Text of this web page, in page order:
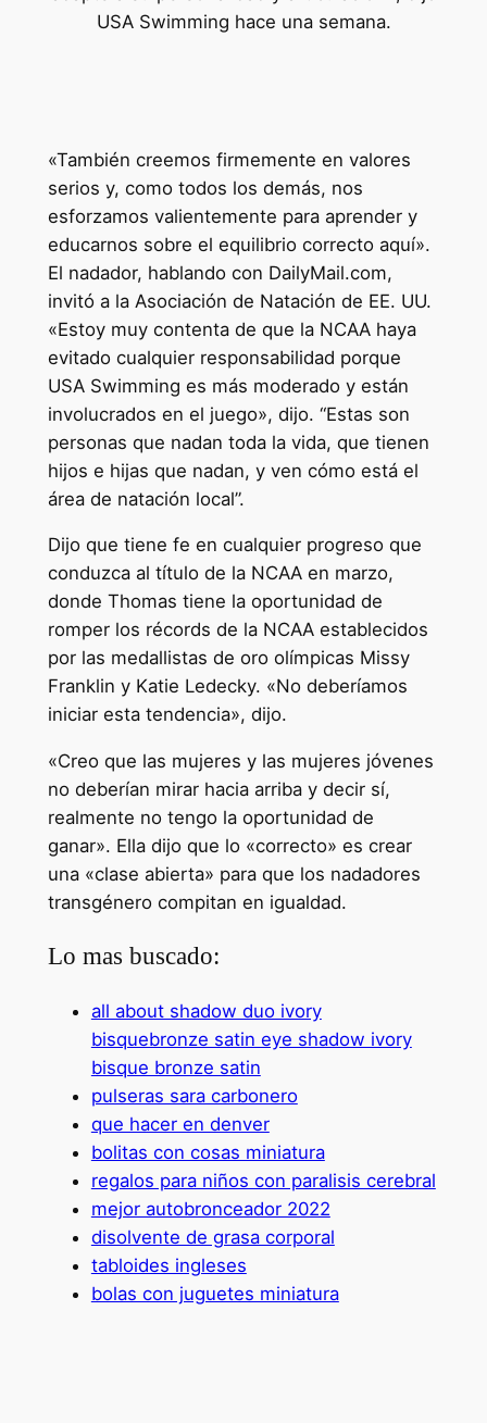
USA Swimming hace una semana.
«También creemos firmemente en valores
serios y, como todos los demás, nos
esforzamos valientemente para aprender y
educarnos sobre el equilibrio correcto aquí».
El nadador, hablando con DailyMail.com,
invitó a la Asociación de Natación de EE. UU.
«Estoy muy contenta de que la NCAA haya
evitado cualquier responsabilidad porque
USA Swimming es más moderado y están
involucrados en el juego», dijo. “Estas son
personas que nadan toda la vida, que tienen
hijos e hijas que nadan, y ven cómo está el
área de natación local”.
Dijo que tiene fe en cualquier progreso que
conduzca al título de la NCAA en marzo,
donde Thomas tiene la oportunidad de
romper los récords de la NCAA establecidos
por las medallistas de oro olímpicas Missy
Franklin y Katie Ledecky. «No deberíamos
iniciar esta tendencia», dijo.
«Creo que las mujeres y las mujeres jóvenes
no deberían mirar hacia arriba y decir sí,
realmente no tengo la oportunidad de
ganar». Ella dijo que lo «correcto» es crear
una «clase abierta» para que los nadadores
transgénero compitan en igualdad.
Lo mas buscado:
all about shadow duo ivory
bisquebronze satin eye shadow ivory
bisque bronze satin
pulseras sara carbonero
que hacer en denver
bolitas con cosas miniatura
regalos para niños con paralisis cerebral
mejor autobronceador 2022
disolvente de grasa corporal
tabloides ingleses
bolas con juguetes miniatura